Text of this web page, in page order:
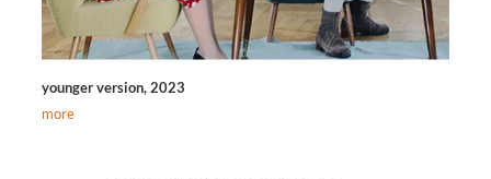
younger version, 2023
more